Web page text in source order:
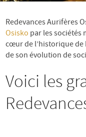
Redevances Aurifères
Osisko par les sociétés
cœur de l’historique de
de son évolution de
Voici les